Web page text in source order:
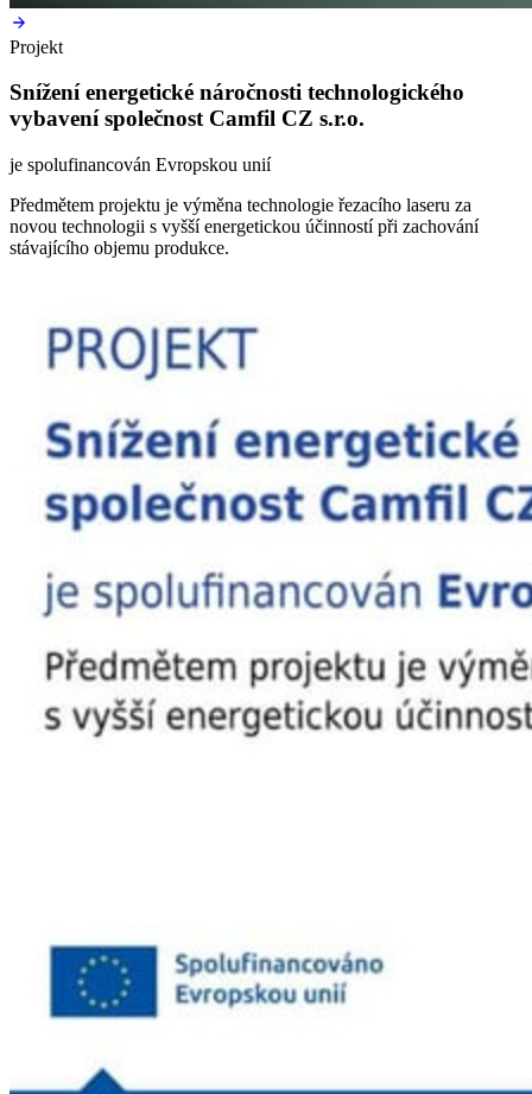
Projekt
Snížení energetické náročnosti technologického
vybavení společnost Camfil CZ s.r.o.
je spolufinancován Evropskou unií
Předmětem projektu je výměna technologie řezacího laseru za
novou technologii s vyšší energetickou účinností při zachování
stávajícího objemu produkce.